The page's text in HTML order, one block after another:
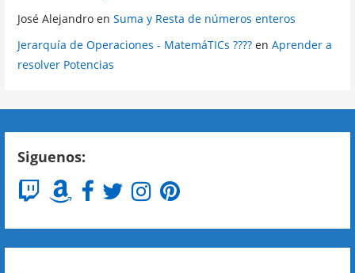
José Alejandro enSuma y Resta de números enteros
Jerarquía de Operaciones - MatemáTICs ???? enAprender a
resolver Potencias
Siguenos: